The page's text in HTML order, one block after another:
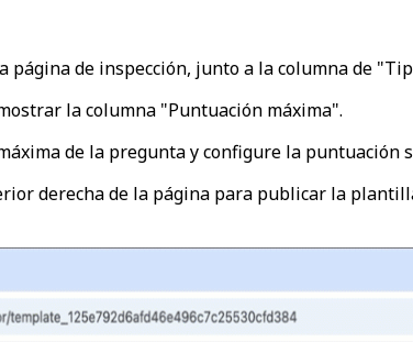
página de inspección, junto a la columna de
la columna "Puntuación máxima".
de la pregunta y configure la puntuación
derecha de la página para publicar la